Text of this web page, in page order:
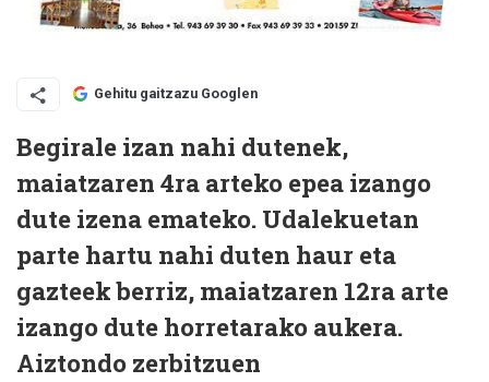
Gehitu gaitzazu Googlen
Begirale izan nahi dutenek,
maiatzaren 4ra arteko epea izango
dute izena emateko. Udalekuetan
parte hartu nahi duten haur eta
gazteek berriz, maiatzaren 12ra arte
izango dute horretarako aukera.
Aiztondo zerbitzuen